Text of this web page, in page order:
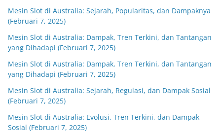
Mesin Slot di Australia: Sejarah, Popularitas, dan Dampaknya
(Februari 7, 2025)
Mesin Slot di Australia: Dampak, Tren Terkini, dan Tantangan
yang Dihadapi (Februari 7, 2025)
Mesin Slot di Australia: Dampak, Tren Terkini, dan Tantangan
yang Dihadapi (Februari 7, 2025)
Mesin Slot di Australia: Sejarah, Regulasi, dan Dampak Sosial
(Februari 7, 2025)
Mesin Slot di Australia: Evolusi, Tren Terkini, dan Dampak
Sosial (Februari 7, 2025)